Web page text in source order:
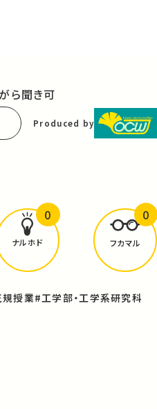
ら聞き可
Produced by
びがありましたか？
ナルホド
0
フカマル
0
授業#工学部・工学系研究科